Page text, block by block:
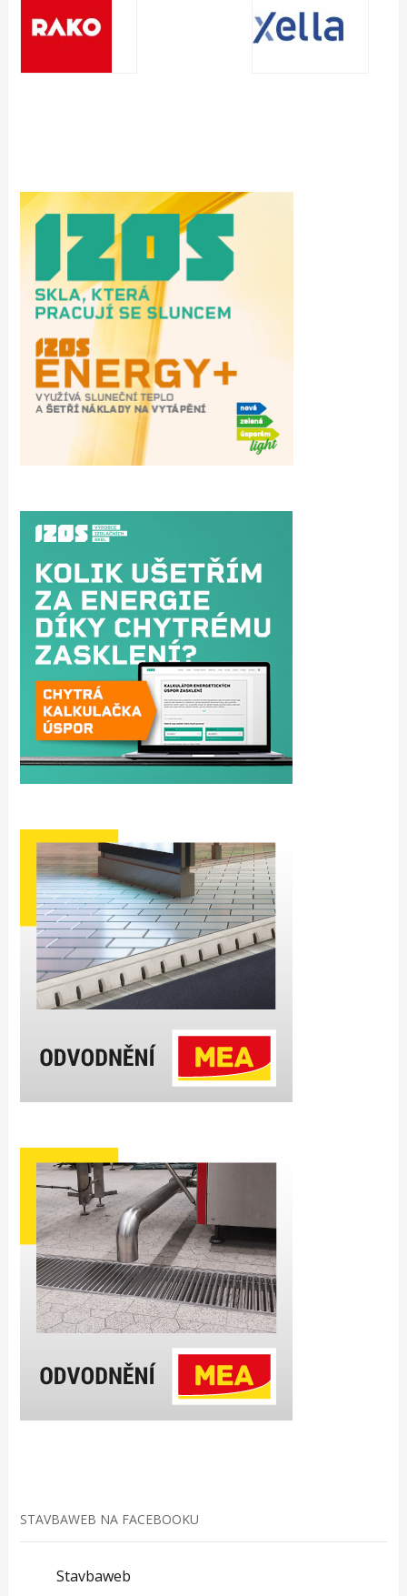
STAVBAWEB NA FACEBOOKU
Stavbaweb